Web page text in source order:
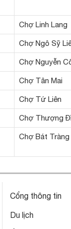
Chợ Linh Lang
Chợ Ngô Sỹ
Chợ Nguyễn
Chợ Tân Mai
Chợ Tứ Liên
Chợ Thượng
Chợ Bát Tràng
Cổng thông tin
Du lịch